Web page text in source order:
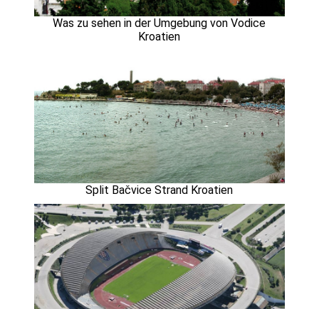
Was zu sehen in der Umgebung von Vodice
Kroatien
Split Bačvice Strand Kroatien